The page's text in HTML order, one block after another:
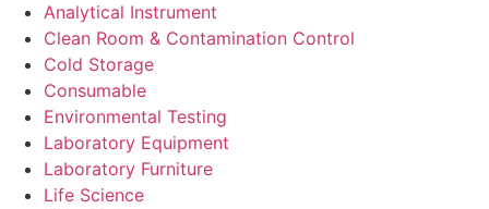
Analytical Instrument
Clean Room & Contamination Control
Cold Storage
Consumable
Environmental Testing
Laboratory Equipment
Laboratory Furniture
Life Science